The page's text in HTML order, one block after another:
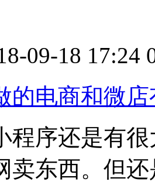
09-18 17:24
的电商和微
程序还是有
卖东西。但